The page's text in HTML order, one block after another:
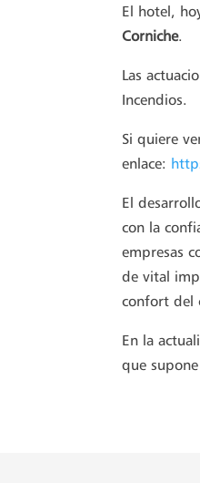
El hotel,
Corniche.
Las
Incendios.
Si quiere
enlace:
El
con la
empresas
de vital
confort del
En la
que